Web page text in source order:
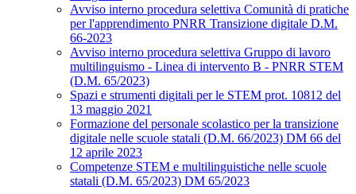
Avviso interno procedura selettiva Comunità di pratiche
per l'apprendimento PNRR Transizione digitale D.M.
66-2023
Avviso interno procedura selettiva Gruppo di lavoro
multilinguismo - Linea di intervento B - PNRR STEM
(D.M. 65/2023)
Spazi e strumenti digitali per le STEM prot. 10812 del
13 maggio 2021
Formazione del personale scolastico per la transizione
digitale nelle scuole statali (D.M. 66/2023) DM 66 del
12 aprile 2023
Competenze STEM e multilinguistiche nelle scuole
statali (D.M. 65/2023) DM 65/2023